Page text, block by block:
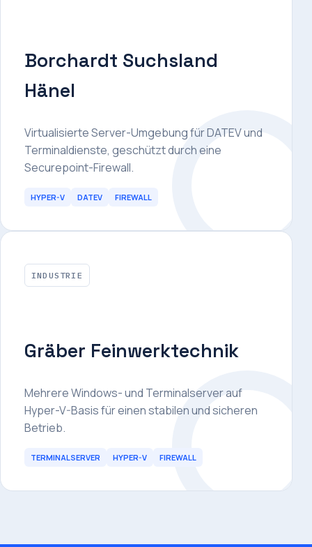
Borchardt Suchsland
Hänel
Virtualisierte Server-Umgebung für DATEV und
Terminaldienste, geschützt durch eine
Securepoint-Firewall.
HYPER-V DATEV FIREWALL
INDUSTRIE
Gräber Feinwerktechnik
Mehrere Windows- und Terminalserver auf
Hyper-V-Basis für einen stabilen und sicheren
Betrieb.
TERMINALSERVER HYPER-V FIREWALL